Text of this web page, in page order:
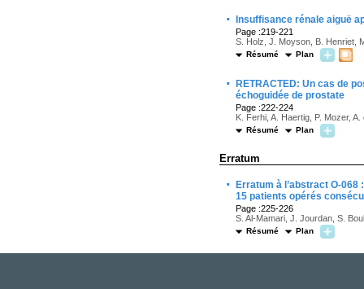
· Insuffisance rénale aiguë
Page :219-221
S. Holz, J. Moyson, B. Henriet,
Résumé Plan
·
RETRACTED: Un cas de
échoguidée de prostate
Page :222-224
K. Ferhi, A. Haertig, P. Mozer,
Résumé Plan
Erratum
·
Erratum à l’abstract O-
15 patients opérés
Page :225-226
S. Al-Mamari, J. Jourdan, S.
Résumé Plan